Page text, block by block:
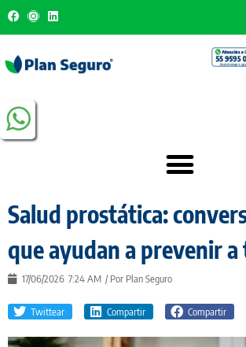
Salud prostática:
que ayudan a prevenir
17/06/2026 7:24 AM / Por Plan Seguro
Twittear Compartir Compartir